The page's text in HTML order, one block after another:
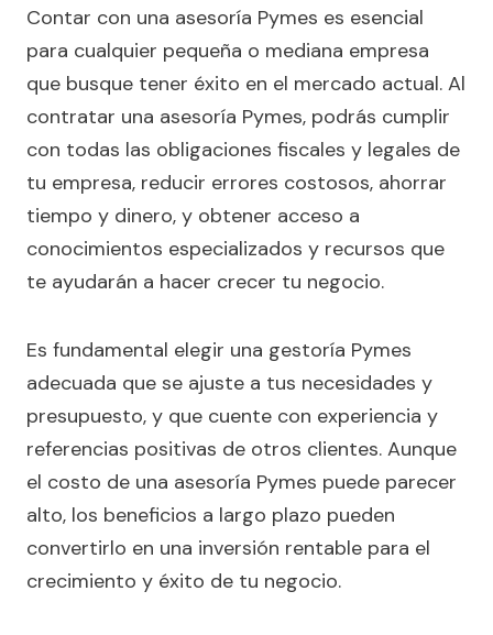
Contar con una asesoría Pymes es esencial
para cualquier pequeña o mediana empresa
que busque tener éxito en el mercado actual. Al
contratar una asesoría Pymes, podrás cumplir
con todas las obligaciones fiscales y legales de
tu empresa, reducir errores costosos, ahorrar
tiempo y dinero, y obtener acceso a
conocimientos especializados y recursos que
te ayudarán a hacer crecer tu negocio.
Es fundamental elegir una gestoría Pymes
adecuada que se ajuste a tus necesidades y
presupuesto, y que cuente con experiencia y
referencias positivas de otros clientes. Aunque
el costo de una asesoría Pymes puede parecer
alto, los beneficios a largo plazo pueden
convertirlo en una inversión rentable para el
crecimiento y éxito de tu negocio.